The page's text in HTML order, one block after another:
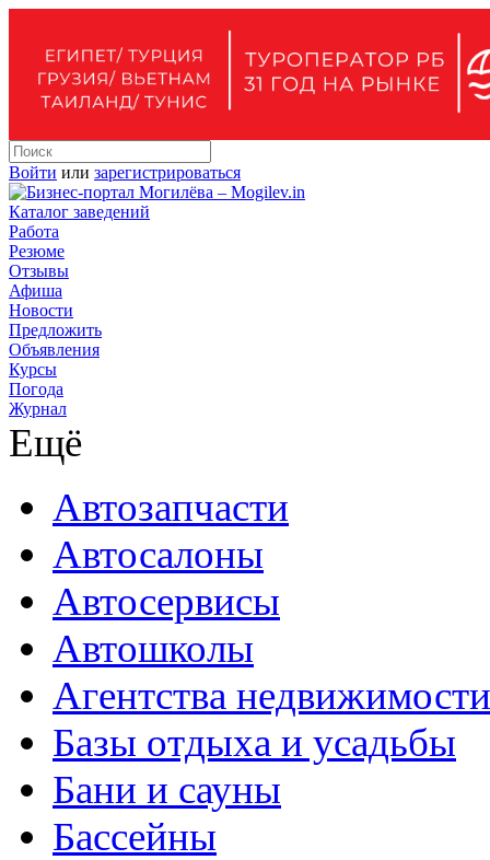
Войти или зарегистрироваться
Каталог заведений
Работа
Резюме
Отзывы
Афиша
Новости
Предложить
Объявления
Курсы
Погода
Журнал
Ещё
Автозапчасти
Автосалоны
Автосервисы
Автошколы
Агентства недвижимости
Базы отдыха и усадьбы
Бани и сауны
Бассейны